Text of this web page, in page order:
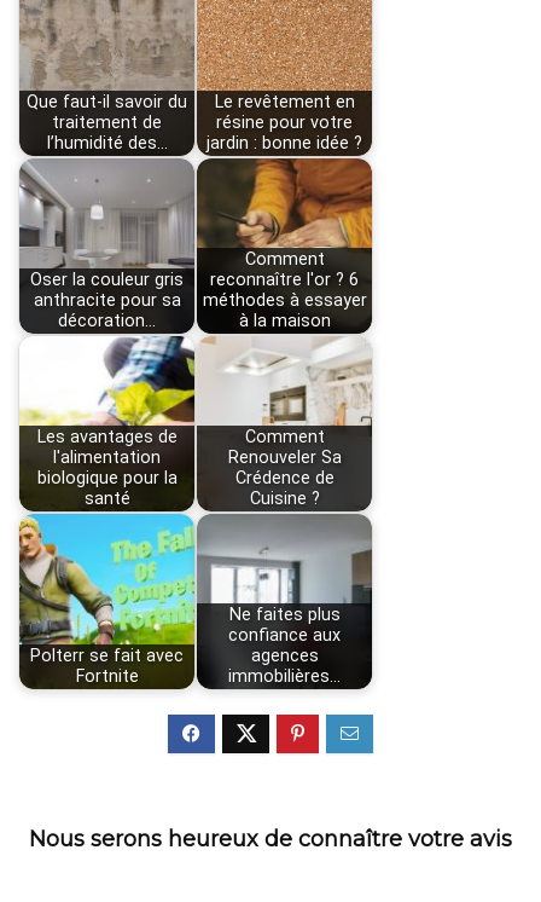
Que faut-il savoir du
traitement de
l’humidité des…
Le revêtement en
résine pour votre
jardin : bonne idée ?
Oser la couleur gris
anthracite pour sa
décoration…
Comment
reconnaître l'or ? 6
méthodes à essayer
à la maison
Les avantages de
l'alimentation
biologique pour la
santé
Comment
Renouveler Sa
Crédence de
Cuisine ?
Polterr se fait avec
Fortnite
Ne faites plus
confiance aux
agences
immobilières…
Nous serons heureux de connaître votre avis